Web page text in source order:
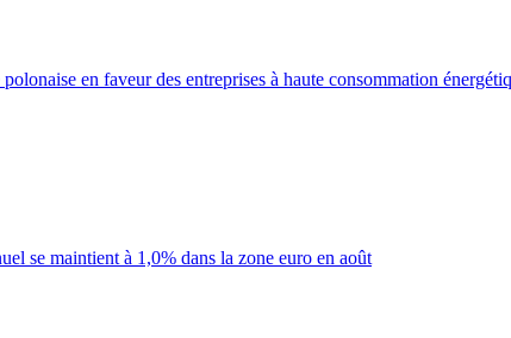
en faveur des entreprises à haute consommation
se maintient à 1,0% dans la zone euro en août